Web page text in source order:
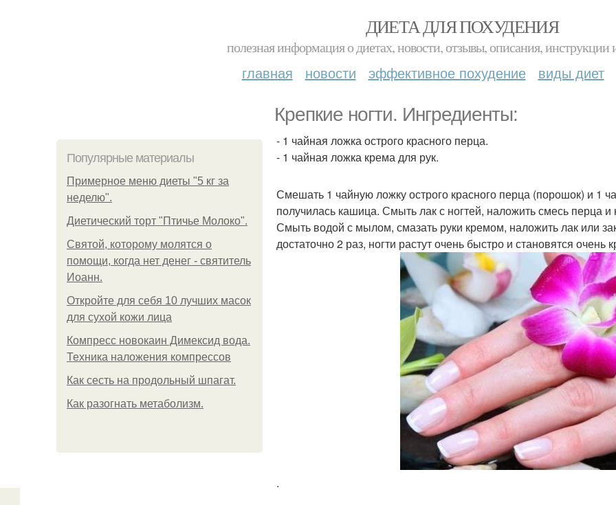
ДИЕТА ДЛЯ ПОХУДЕНИЯ
полезная информация о диетах, новости, отзывы, описания, инструкции
главная новости эффективное похудение виды диет
Крепкие ногти. Ингредиенты:
Популярные материалы
Примерное меню диеты "5 кг за
неделю".
Диетический торт "Птичье Молоко".
Святой, которому молятся о
помощи, когда нет денег - святитель
Иоанн.
Откройте для себя 10 лучших масок
для сухой кожи лица
Компресс новокаин Димексид вода.
Техника наложения компрессов
Как сесть на продольный шпагат.
Как разогнать метаболизм.
- 1 чайная ложка острого красного перца.
- 1 чайная ложка крема для рук.
Смешать 1 чайную ложку острого красного перца (порошок) и 1
получилась кашица. Смыть лак с ногтей, наложить смесь перца и
Смыть водой с мылом, смазать руки кремом, наложить лак или
достаточно 2 раз, ногти растут очень быстро и становятся очень
.